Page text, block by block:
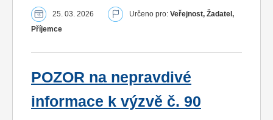
25. 03. 2026 Určeno pro: Veřejnost, Žadatel,
Příjemce
POZOR na nepravdivé
informace k výzvě č. 90